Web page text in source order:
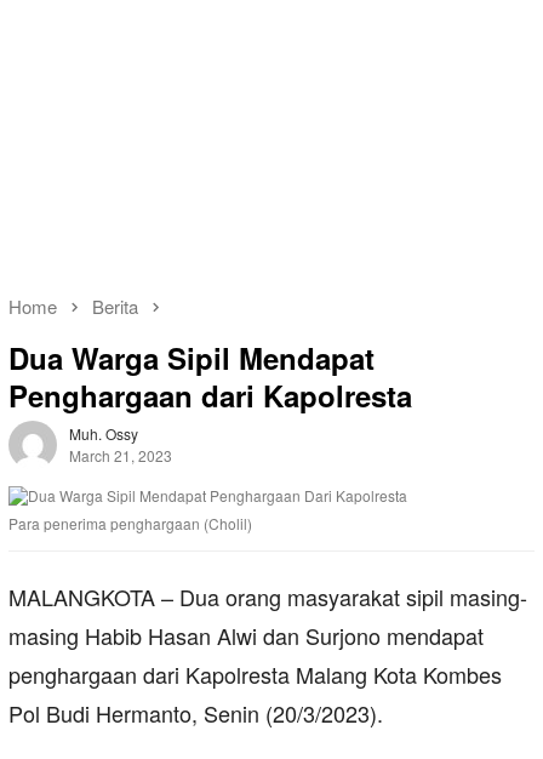
Home Berita
Dua Warga Sipil Mendapat
Penghargaan dari Kapolresta
Muh. Ossy
March 21, 2023
Para penerima penghargaan (Cholil)
MALANGKOTA – Dua orang masyarakat sipil masing-
masing Habib Hasan Alwi dan Surjono mendapat
penghargaan dari Kapolresta Malang Kota Kombes
Pol Budi Hermanto, Senin (20/3/2023).